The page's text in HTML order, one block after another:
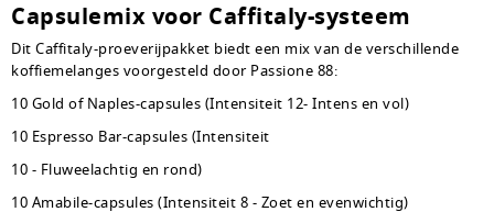
Capsulemix voor Caffitaly-systeem
Dit Caffitaly-proeverijpakket biedt een mix van de verschillende
koffiemelanges voorgesteld door Passione 88:
10 Gold of Naples-capsules (Intensiteit 12- Intens en vol)
10 Espresso Bar-capsules (Intensiteit
10 - Fluweelachtig en rond)
10 Amabile-capsules (Intensiteit 8 - Zoet en evenwichtig)